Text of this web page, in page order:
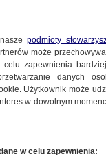
odpadów
naszepodmioty
może
zapewnienia
danych
Użytkownik może
w dowolnym
w celu zapewnienia: